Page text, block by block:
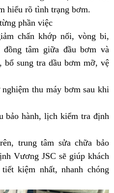
hiểu rõ tình trạng bơm.
phần việc
chấn khớp nối, vòng bi,
tâm giữa đầu bơm và
sung tra dầu bơm mỡ, vệ
thu máy bơm sau khi
bảo hành, lịch kiểm tra định
trung tâm sửa chữa bảo
Vương JSC sẽ giúp khách
kiệm nhất, nhanh chóng